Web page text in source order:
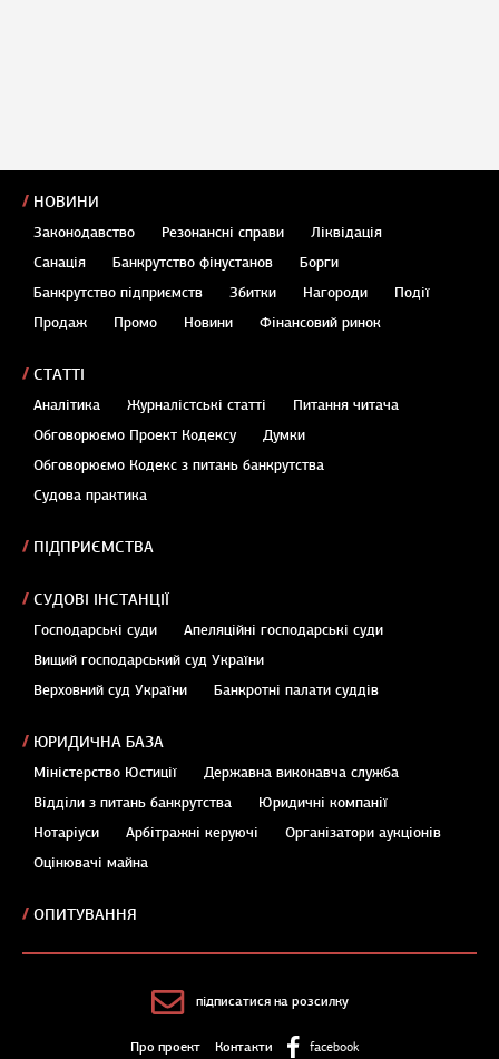
НОВИНИ
Законодавство Резонансні справи
Ліквідація
Санація
Банкрутство фінустанов
Борги
Банкрутство підприємств
Збитки Нагороди
Події
Продаж
Промо Новини Фінансовий ринок
СТАТТІ
Аналітика Журналістські статті
Питання читача
Обговорюємо Проект Кодексу
Думки
Обговорюємо Кодекс з питань банкрутства
Судова практика
ПІДПРИЄМСТВА
СУДОВІ ІНСТАНЦІЇ
Господарські суди
Апеляційні господарські суди
Вищий господарський суд України
Верховний суд України
Банкротні палати суддів
ЮРИДИЧНА БАЗА
Міністерство Юстиції
Державна виконавча служба
Відділи з питань банкрутства
Юридичні компанії
Нотаріуси
Арбітражні керуючі
Організатори аукціонів
Оцінювачі майна
ОПИТУВАННЯ
підписатися на розсилку
Про проект Контакти facebook